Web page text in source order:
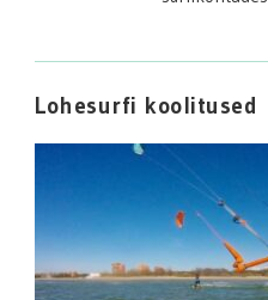
Lohesurfi koolitused